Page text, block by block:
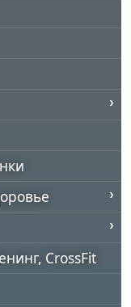
CrossFit